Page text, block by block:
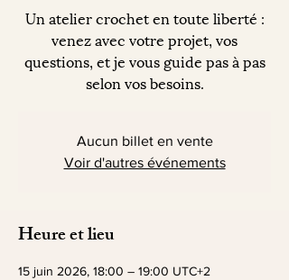
Un atelier crochet en toute liberté :
venez avec votre projet, vos
questions, et je vous guide pas à pas
selon vos besoins.
Aucun billet en vente
Voir d'autres événements
Heure et lieu
15 juin 2026, 18:00 – 19:00 UTC+2